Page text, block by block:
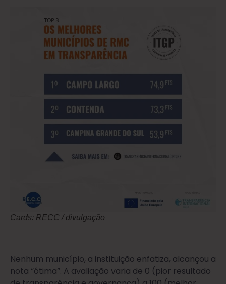
Cards: RECC / divulgação
Nenhum município, a instituição enfatiza, alcançou a
nota “ótima”. A avaliação varia de 0 (pior resultado